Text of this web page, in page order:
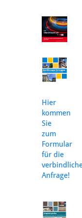
Hier
kommen
Sie
zum
Formular
für die
Anfrage!